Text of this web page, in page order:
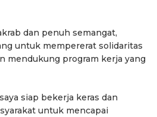
dan penuh semangat,
untuk mempererat solidaritas
mendukung program kerja yang
siap bekerja keras dan
untuk mencapai